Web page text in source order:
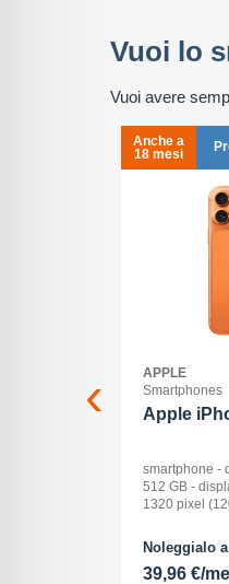
Vuoi lo
Vuoi avere
Anche a
18 mesi
APPLE
Smartphones
Apple
smartphone -
512 GB -
1320 pixel
camera 18
cosmico
Noleggialo
39,96 €/